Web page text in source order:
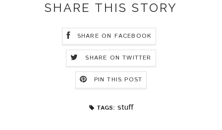
SHARE THIS STORY
SHARE ON FACEBOOK
SHARE ON TWITTER
PIN THIS POST
TAGS: stuff